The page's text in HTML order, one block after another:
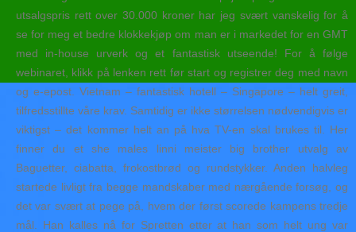
utsalgspris rett over 30.000 kroner har jeg svært vanskelig for å
se for meg et bedre klokkekjøp om man er i markedet for en GMT
med in-house urverk og et fantastisk utseende! For å følge
webinaret, klikk på lenken rett før start og registrer deg med navn
og e-epost. Vietnam – fantastisk hotell – Singapore – helt greit,
tilfredsstillte våre krav. Samtidig er ikke størrelsen nødvendigvis er
viktigst – det kommer helt an på hva TV-en skal brukes til. Her
finner du et she males linni meister big brother utvalg av
Baguetter, ciabatta, frokostbrød og rundstykker. Anden halvleg
startede livligt fra begge mandskaber med nærgående forsøg, og
det var svært at pege på, hvem der først scorede kampens tredje
mål. Han kalles nå for Spretten etter at han som helt ung var